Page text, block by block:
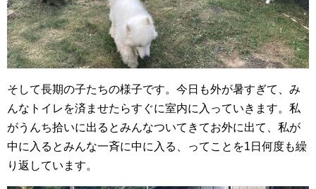
そして長期の子たちの様子です。今日も外が暑すぎて、み
んなトイレを済ませたらすぐに室内に入っていきます。私
がうんち拾いに出るとみんなついてきてお外に出て、私が
中に入るとみんな一斉に中に入る、ってことを1日何度も繰
り返しています。